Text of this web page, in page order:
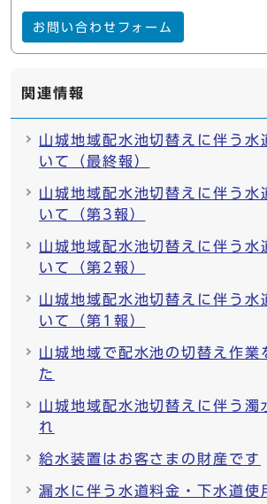
お問い合わせフォーム
関連情報
山城地域配水池切替えに伴う水
いて（最終報）
山城地域配水池切替えに伴う水
いて（第3報）
山城地域配水池切替えに伴う水
いて（第2報）
山城地域配水池切替えに伴う水
いて（第1報）
山城地域で配水池の切替え作業
た
山城地域配水池切替えに伴う濁
れ
給水装置はお客さまの財産です
漏水に伴う水道料金・下水道使